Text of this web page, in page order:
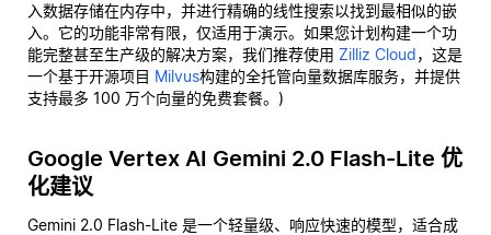
入数据存储在内存中，并进行精确的线性搜索以找到最相似的嵌
入。它的功能非常有限，仅适用于演示。如果您计划构建一个功
能完整甚至生产级的解决方案，我们推荐使用 Zilliz Cloud，这是
一个基于开源项目 Milvus构建的全托管向量数据库服务，并提供
支持最多 100 万个向量的免费套餐。)
Google Vertex AI Gemini 2.0 Flash-Lite 优
化建议
Gemini 2.0 Flash-Lite 是一个轻量级、响应快速的模型，适合成